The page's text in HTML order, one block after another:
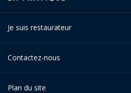
Je suis restaurateur
Contactez-nous
Plan du site